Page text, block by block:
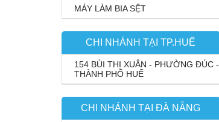
MÁY LÀM BIA SỆT
CHI NHÁNH TẠI TP.HUẾ
154 BÙI THỊ XUÂN - PHƯỜNG ĐÚC -
THÀNH PHỐ HUẾ
CHI NHÁNH TẠI ĐÀ NẴNG